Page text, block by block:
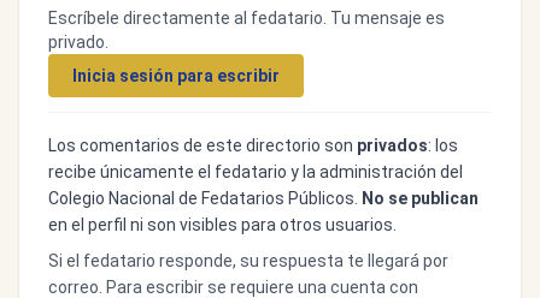
Escríbele directamente al fedatario. Tu mensaje es
privado.
Inicia sesión para escribir
Los comentarios de este directorio son privados: los
recibe únicamente el fedatario y la administración del
Colegio Nacional de Fedatarios Públicos.
No se publican
en el perfil ni son visibles para otros usuarios.
Si el fedatario responde, su respuesta te llegará por
correo. Para escribir se requiere una cuenta con